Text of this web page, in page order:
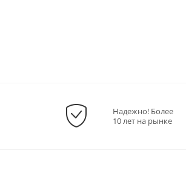
Надежно! Более
10 лет на рынке